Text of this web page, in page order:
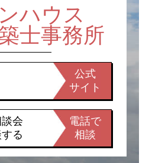
ハウス
士事務所
公式
サイト
会
る
電話で
相談